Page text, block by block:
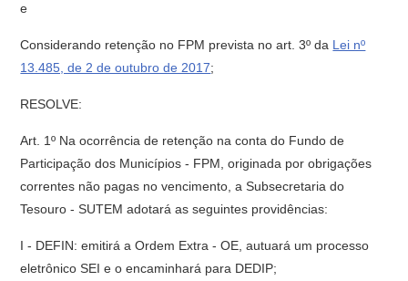
e
Considerando retenção no FPM prevista no art. 3º da Lei nº
13.485, de 2 de outubro de 2017;
RESOLVE:
Art. 1º Na ocorrência de retenção na conta do Fundo de
Participação dos Municípios - FPM, originada por obrigações
correntes não pagas no vencimento, a Subsecretaria do
Tesouro - SUTEM adotará as seguintes providências:
I - DEFIN: emitirá a Ordem Extra - OE, autuará um processo
eletrônico SEI e o encaminhará para DEDIP;